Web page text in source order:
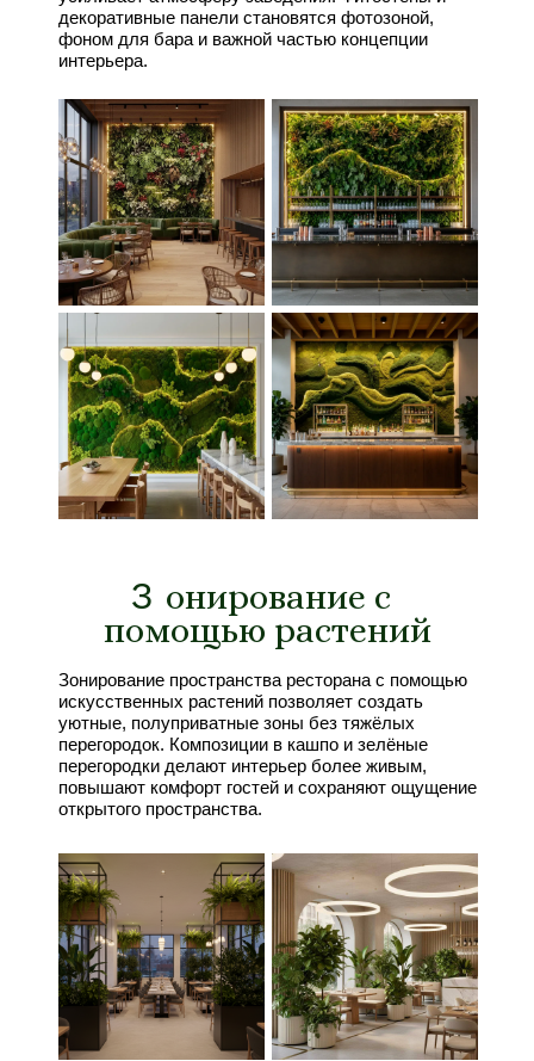
декоративные панели становятся фотозоной,
фоном для бара и важной частью концепции
интерьера.
З онирование с
помощью растений
Зонирование пространства ресторана с помощью
искусственных растений позволяет создать
уютные, полуприватные зоны без тяжёлых
перегородок. Композиции в кашпо и зелёные
перегородки делают интерьер более живым,
повышают комфорт гостей и сохраняют ощущение
открытого пространства.
З